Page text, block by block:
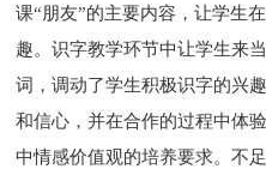
课“朋友”的主要内容，让学生
趣。识字教学环节中让学生来
词，调动了学生积极识字的兴
和信心，并在合作的过程中体
中情感价值观的培养要求。不